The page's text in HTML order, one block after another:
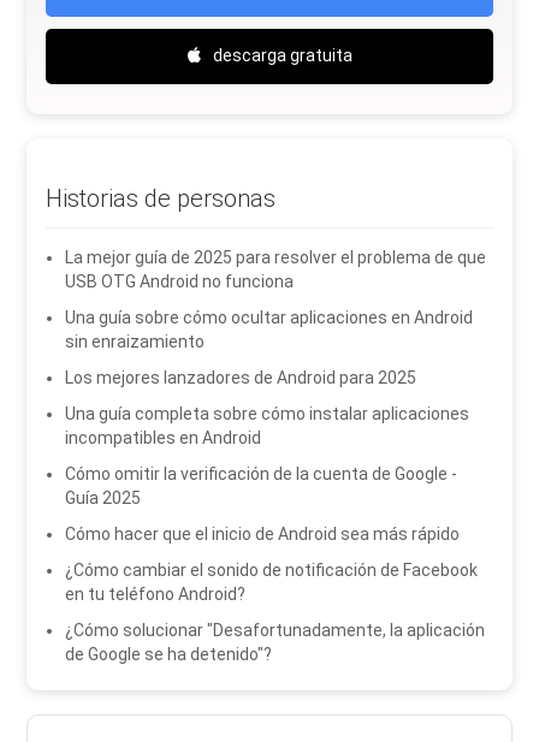
descarga gratuita
Historias de personas
La mejor guía de 2025 para resolver el problema de que
USB OTG Android no funciona
Una guía sobre cómo ocultar aplicaciones en Android
sin enraizamiento
Los mejores lanzadores de Android para 2025
Una guía completa sobre cómo instalar aplicaciones
incompatibles en Android
Cómo omitir la verificación de la cuenta de Google -
Guía 2025
Cómo hacer que el inicio de Android sea más rápido
¿Cómo cambiar el sonido de notificación de Facebook
en tu teléfono Android?
¿Cómo solucionar "Desafortunadamente, la aplicación
de Google se ha detenido"?